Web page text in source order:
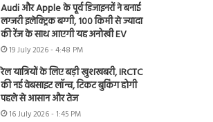
Audi और Apple के पूर्व डिजाइनरों ने बनाई
लग्जरी इलेक्ट्रिक बग्गी, 100 किमी से ज्यादा
की रेंज के साथ आएगी यह अनोखी EV
19 July 2026 - 4:48 PM
रेल यात्रियों के लिए बड़ी खुशखबरी, IRCTC
की नई वेबसाइट लॉन्च, टिकट बुकिंग होगी
पहले से आसान और तेज
16 July 2026 - 1:45 PM